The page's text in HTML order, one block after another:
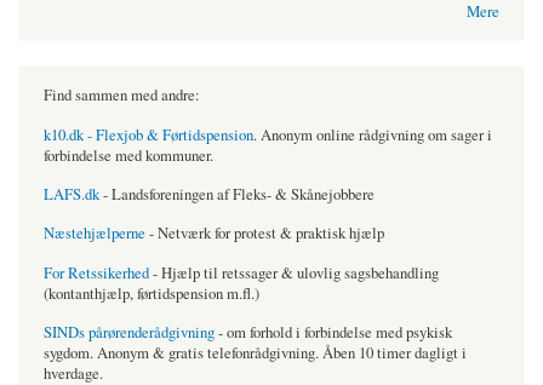
Mere
Find sammen med andre:
k10.dk - Flexjob & Førtidspension. Anonym online rådgivning om sager i
forbindelse med kommuner.
LAFS.dk- Landsforeningen af Fleks- & Skånejobbere
Næstehjælperne - Netværk for protest & praktisk hjælp
For Retssikerhed- Hjælp til retssager & ulovlig sagsbehandling
(kontanthjælp, førtidspension m.fl.)
SINDs pårørenderådgivning- om forhold i forbindelse med psykisk
sygdom. Anonym & gratis telefonrådgivning. Åben 10 timer dagligt i
hverdage.